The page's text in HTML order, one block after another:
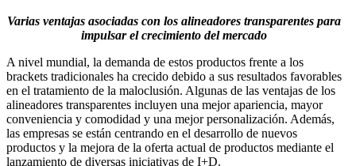
Varias ventajas asociadas con los alineadores transparentes para
impulsar el crecimiento del mercado
A nivel mundial, la demanda de estos productos frente a los
brackets tradicionales ha crecido debido a sus resultados favorables
en el tratamiento de la maloclusión. Algunas de las ventajas de los
alineadores transparentes incluyen una mejor apariencia, mayor
conveniencia y comodidad y una mejor personalización. Además,
las empresas se están centrando en el desarrollo de nuevos
productos y la mejora de la oferta actual de productos mediante el
lanzamiento de diversas iniciativas de I+D.